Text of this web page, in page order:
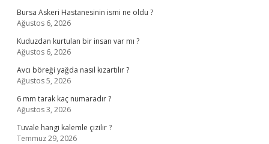
Bursa Askeri Hastanesinin ismi ne oldu ?
Ağustos 6, 2026
Kuduzdan kurtulan bir insan var mı ?
Ağustos 6, 2026
Avcı böreği yağda nasıl kızartılır ?
Ağustos 5, 2026
6 mm tarak kaç numaradır ?
Ağustos 3, 2026
Tuvale hangi kalemle çizilir ?
Temmuz 29, 2026